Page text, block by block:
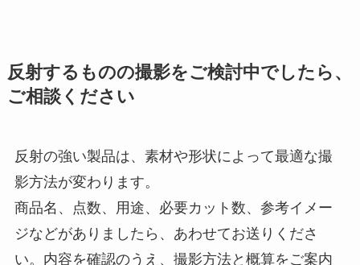
反射するものの撮影をご検討中でしたら、
ご相談ください
反射の強い製品は、素材や形状によって最適な撮
影方法が変わります。
商品名、点数、用途、必要カット数、参考イメー
ジなどがありましたら、あわせてお送りくださ
い。内容を確認のうえ、撮影方法と概算をご案内